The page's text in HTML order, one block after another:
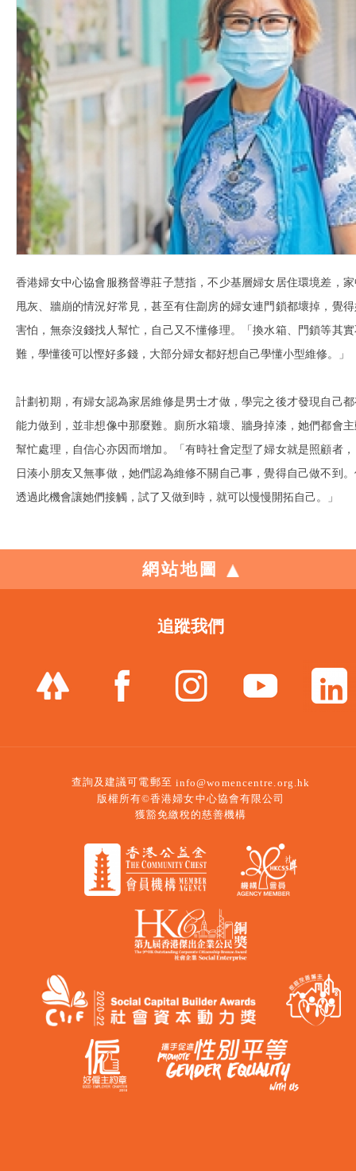
香港婦女中心協會服務督導莊子慧指，不少基層婦女居住環境差，
甩灰、牆崩的情況好常見，甚至有住劏房的婦女連門鎖都壞掉，覺
害怕，無奈沒錢找人幫忙，自己又不懂修理。「換水箱、門鎖等其
難，學懂後可以慳好多錢，大部分婦女都好想自己學懂小型維修。」
計劃初期，有婦女認為家居維修是男士才做，學完之後才發現自己
能力做到，並非想像中那麼難。廁所水箱壞、牆身掉漆，她們都會
幫忙處理，自信心亦因而增加。「有時社會定型了婦女就是照顧者
日湊小朋友又無事做，她們認為維修不關自己事，覺得自己做不到
透過此機會讓她們接觸，試了又做到時，就可以慢慢開拓自己。」
網站地圖
追蹤我們
查詢及建議可電郵至 info@womencentre.org.hk
版權所有©香港婦女中心協會有限公司
獲豁免繳稅的慈善機構